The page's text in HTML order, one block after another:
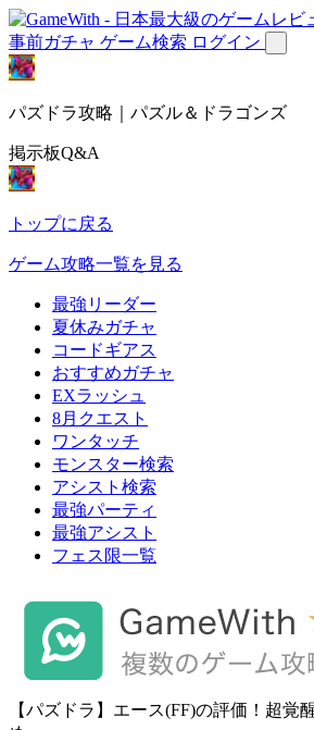
事前ガチャ ゲーム検索 ログイン
パズドラ攻略｜パズル＆ドラゴンズ
掲示板Q&A
トップに戻る
ゲーム攻略一覧を見る
最強リーダー
夏休みガチャ
コードギアス
おすすめガチャ
EXラッシュ
8月クエスト
ワンタッチ
モンスター検索
アシスト検索
最強パーティ
最強アシスト
フェス限一覧
【パズドラ】エース(FF)の評価！超覚